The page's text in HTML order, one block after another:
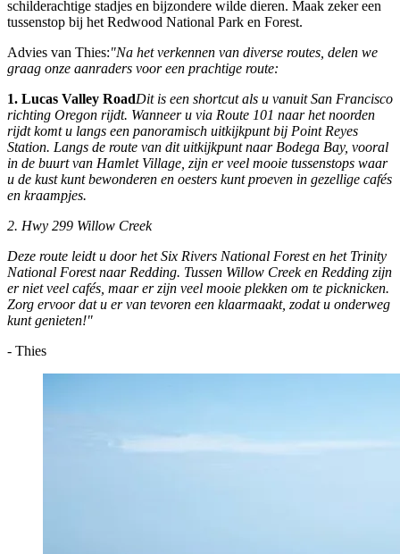
schilderachtige stadjes en bijzondere wilde dieren. Maak zeker een
tussenstop bij het Redwood National Park en Forest.
Advies van Thies:"Na het verkennen van diverse routes, delen we
graag onze aanraders voor een prachtige route:
1. Lucas Valley RoadDit is een shortcut als u vanuit San Francisco
richting Oregon rijdt. Wanneer u via Route 101 naar het noorden
rijdt komt u langs een panoramisch uitkijkpunt bij Point Reyes
Station. Langs de route van dit uitkijkpunt naar Bodega Bay, vooral
in de buurt van Hamlet Village, zijn er veel mooie tussenstops waar
u de kust kunt bewonderen en oesters kunt proeven in gezellige cafés
en kraampjes.
2. Hwy 299 Willow Creek
Deze route leidt u door het Six Rivers National Forest en het Trinity
National Forest naar Redding. Tussen Willow Creek en Redding zijn
er niet veel cafés, maar er zijn veel mooie plekken om te picknicken.
Zorg ervoor dat u er van tevoren een klaarmaakt, zodat u onderweg
kunt genieten!"
- Thies